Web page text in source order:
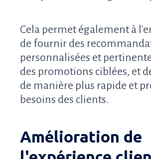
Cela permet également à
de fournir des
personnalisées et
des promotions ciblées, et
de manière plus rapide et
besoins des clients.
Amélioration de